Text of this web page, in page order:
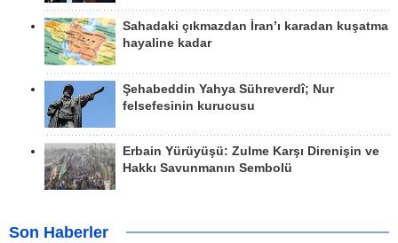
Sahadaki çıkmazdan İran’ı karadan kuşatma
hayaline kadar
Şehabeddin Yahya Sühreverdî; Nur
felsefesinin kurucusu
Erbain Yürüyüşü: Zulme Karşı Direnişin ve
Hakkı Savunmanın Sembolü
Son Haberler